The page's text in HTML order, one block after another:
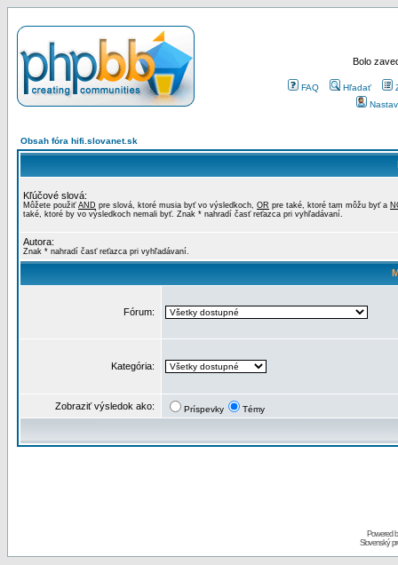
Bolo
FAQ Hľadať
Obsah fóra hifi.slovanet.sk
Kľúčové slová:
Môžete použiť AND pre slová, ktoré musia byť vo výsledkoch, OR pre také, ktoré tam môžu byť a
také, ktoré by vo výsledkoch nemali byť. Znak * nahradí časť reťazca pri vyhľadávaní.
Autora:
Znak * nahradí časť reťazca pri vyhľadávaní.
Fórum:
Kategória:
Zobraziť výsledok ako: Príspevky Témy
Powered
Slovenský